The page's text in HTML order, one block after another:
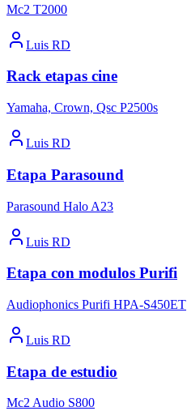
Mc2 T2000
Luis RD
Rack etapas cine
Yamaha, Crown, Qsc P2500s
Luis RD
Etapa Parasound
Parasound Halo A23
Luis RD
Etapa con modulos Purifi
Audiophonics Purifi HPA-S450ET
Luis RD
Etapa de estudio
Mc2 Audio S800